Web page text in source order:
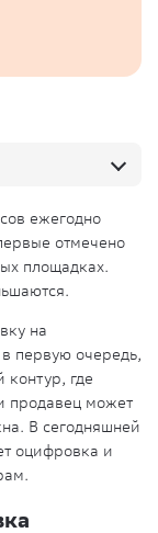
ежегодно
отмечено
площадках.
на
первую очередь,
контур, где
продавец может
В сегодняшней
оцифровка и